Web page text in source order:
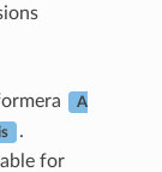
A
.
for